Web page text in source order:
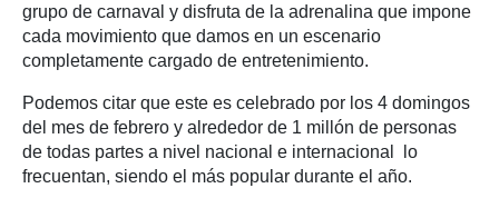
grupo de carnaval y disfruta de la adrenalina que impone
cada movimiento que damos en un escenario
completamente cargado de entretenimiento.
Podemos citar que este es celebrado por los 4 domingos
del mes de febrero y alrededor de 1 millón de personas
de todas partes a nivel nacional e internacional lo
frecuentan, siendo el más popular durante el año.